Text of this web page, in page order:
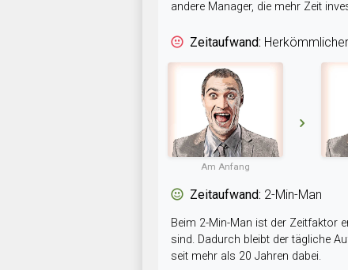
andere Manager, die mehr Zeit
Zeitaufwand:
Am Anfang
Zeitaufwand: 2-Min-Man
Beim 2-Min-Man ist der Zeitfaktor
sind. Dadurch bleibt der tägliche
seit mehr als 20 Jahren dabei.